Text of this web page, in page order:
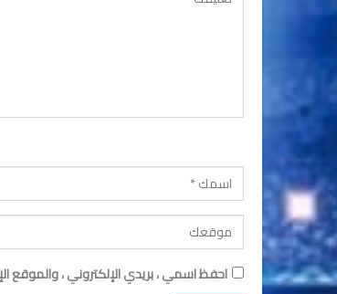
احفظ اسمي ، بريدي الإلكتروني ، والموقع